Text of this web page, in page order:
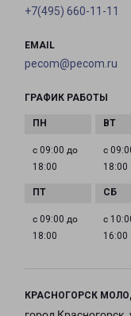
+7(495) 660-11-11
EMAIL
pecom@pecom.ru
ГРАФИК РАБОТЫ
с 09:00 до
18:00
с
18:00
с 09:00 до
18:00
с
16:00
КРАСНОГОРСК